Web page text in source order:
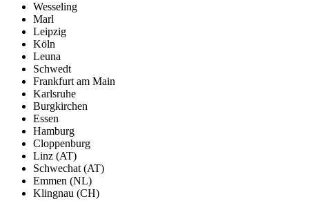
Wesseling
Marl
Leipzig
Köln
Leuna
Schwedt
Frankfurt am Main
Karlsruhe
Burgkirchen
Essen
Hamburg
Cloppenburg
Linz (AT)
Schwechat (AT)
Emmen (NL)
Klingnau (CH)